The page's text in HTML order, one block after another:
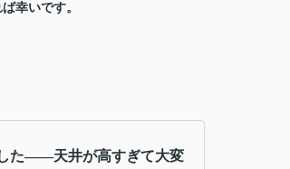
幸いです。
た——天井が高すぎて大変